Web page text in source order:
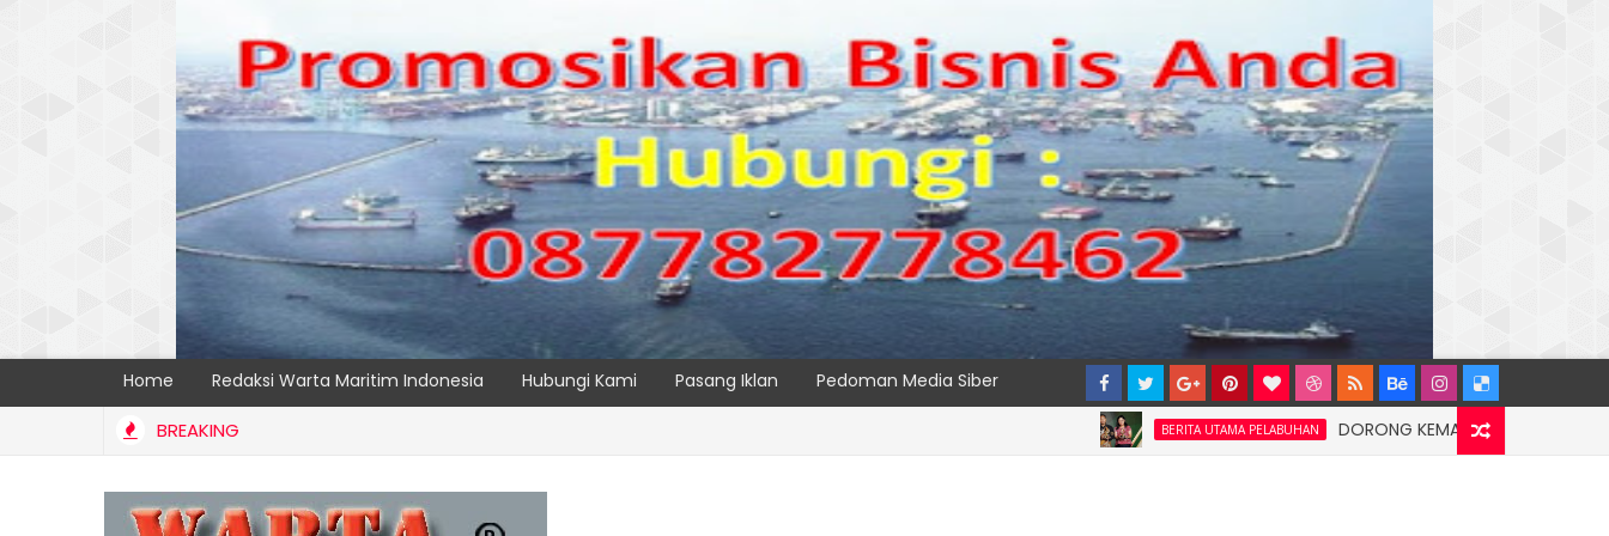
Home Redaksi Warta Maritim Indonesia Hubungi Kami Pasang Iklan Pedoman Media Siber
BREAKING BERITA UTAMA PELABUHAN
DORONG KEMANDIRIAN EKONOMI